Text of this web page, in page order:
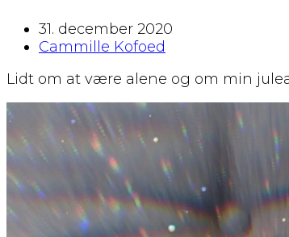
31. december 2020
Cammille Kofoed
Lidt om at være alene og om min